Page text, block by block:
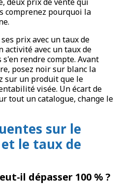
comprenez pourquoi la
prix avec un taux de
activité avec un taux de
rendre compte. Avant
posez noir sur blanc la
sur un produit que le
visée. Un écart de
tout un catalogue, change le
sur le
le taux de
il dépasser 100 % ?